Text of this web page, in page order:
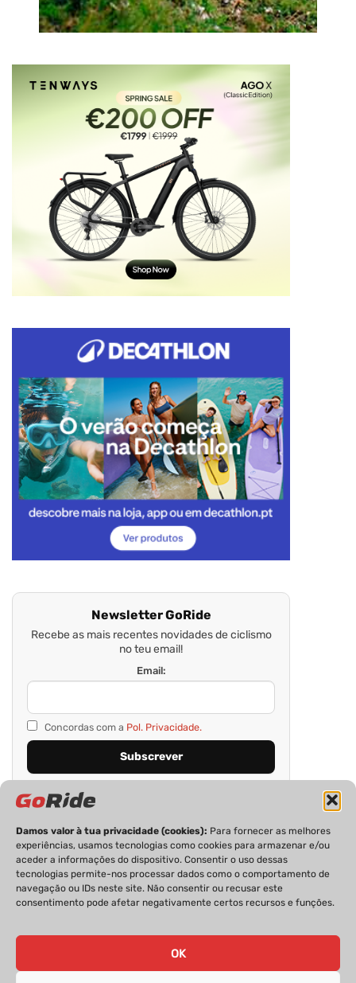
Damos valor à tua privacidade (cookies): Para fornecer as melhores
experiências, usamos tecnologias como cookies para armazenar e/ou
aceder a informações do dispositivo. Consentir o uso dessas
tecnologias permite-nos processar dados como o comportamento de
navegação ou IDs neste site. Não consentir ou recusar este
consentimento pode afetar negativamente certos recursos e funções.
OK
Newsletter GoRide
Recebe as mais recentes novidades de ciclismo
no teu email!
Email:
Concordas com a Pol. Privacidade.
PRIVACIDADE FICHA TÉCNICA
ESTATUTO EDITORIAL